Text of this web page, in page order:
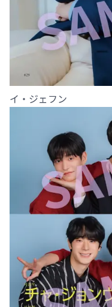
イ・ジェフン